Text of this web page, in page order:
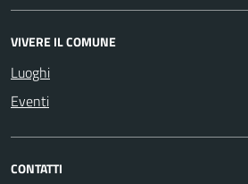
VIVERE IL COMUNE
Luoghi
Eventi
CONTATTI